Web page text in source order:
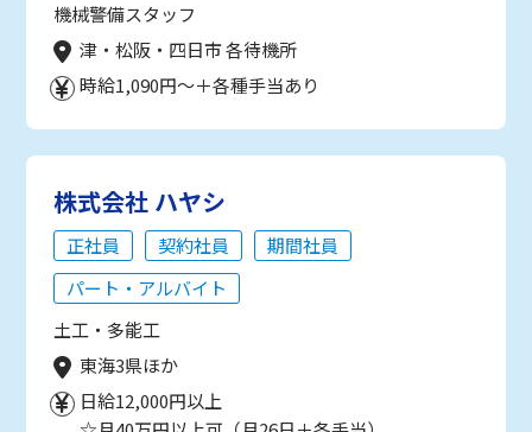
機械警備スタッフ
津・松阪・四日市 各待機所
時給1,090円～＋各種手当あり
株式会社 ハヤシ
正社員 契約社員
期間社員
パート・アルバイト
土工・多能工
東海3県ほか
日給12,000円以上